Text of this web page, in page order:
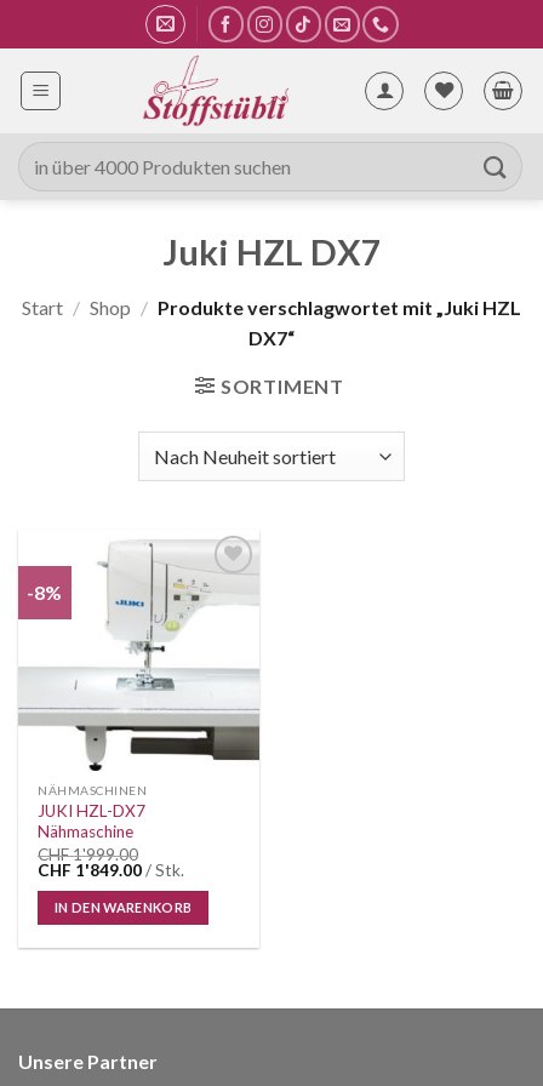
Inhalt
springen
Suche
nach:
Juki HZL DX7
Start / Shop / Produkte verschlagwortet mit „Juki HZL
DX7“
SORTIMENT
-8%
Auf die
Wunschliste
NÄHMASCHINEN
JUKI HZL-DX7
Nähmaschine
CHF1'999.00
Ursprünglicher
war:
CHF 1'999.00
CHF 1'849.00Aktueller
Preis
ist:
CHF 1'849.00.
/ Stk.
IN DEN WARENKORB
Unsere Partner